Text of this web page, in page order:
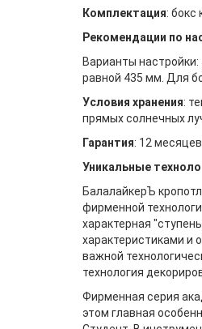
Комплектация: бокс
Рекомендации по
Варианты
равной 435 мм. Для
Условия хранения:
прямых солнечных
Гарантия: 12
Уникальные
БалалайкерЪ
фирменной
характерная
характеристиками и
важной
технология
Фирменная серия
этом главная